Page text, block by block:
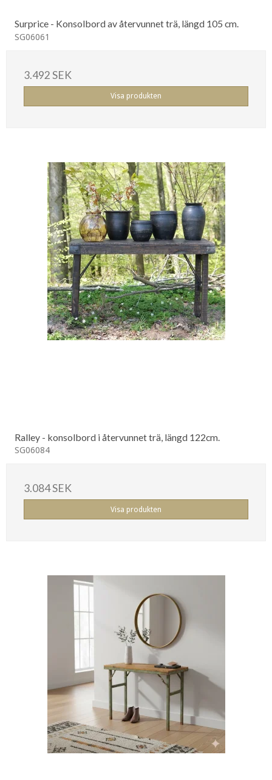
Surprice - Konsolbord av återvunnet trä, längd 105 cm.
SG06061
3.492 SEK
Visa produkten
Ralley - konsolbord i återvunnet trä, längd 122cm.
SG06084
3.084 SEK
Visa produkten